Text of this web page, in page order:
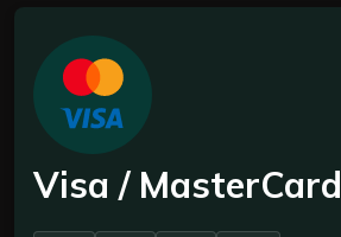
Visa / MasterCard